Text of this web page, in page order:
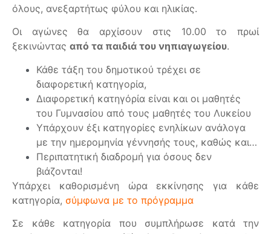
όλους, ανεξαρτήτως φύλου και ηλικίας.
Οι αγώνες θα αρχίσουν στις 10.00 το πρωί
ξεκινώντας από τα παιδιά του νηπιαγωγείου.
Κάθε τάξη του δημοτικού τρέχει σε
διαφορετική κατηγορία,
Διαφορετική κατηγόρία είναι και οι μαθητές
του Γυμνασίου από τους μαθητές του Λυκείου
Υπάρχουν έξι κατηγορίες ενηλίκων ανάλογα
με την ημερομηνία γέννησής τους, καθώς και…
Περιπατητική διαδρομή για όσους δεν
βιάζονται!
Υπάρχει καθορισμένη ώρα εκκίνησης για κάθε
κατηγορία, σύμφωνα με το πρόγραμμα
Σε κάθε κατηγορία που συμπλήρωσε κατά την